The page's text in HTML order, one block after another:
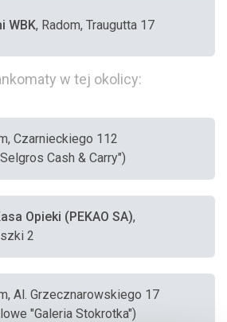
WBK, Radom, Traugutta 17
w tej okolicy:
Czarnieckiego 112
Cash & Carry")
Opieki (PEKAO SA),
2
Al. Grzecznarowskiego 17
"Galeria Stokrotka")